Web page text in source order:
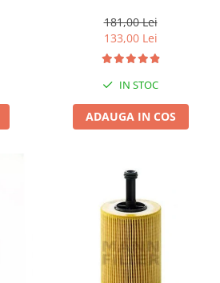
181,00 Lei
133,00 Lei
IN STOC
ADAUGA IN COS